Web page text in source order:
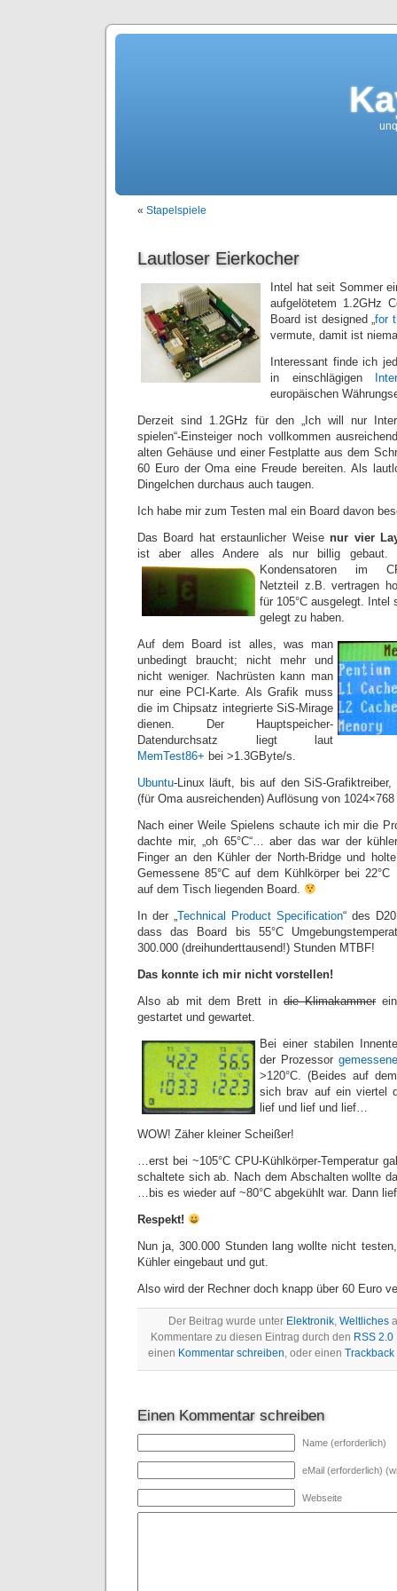
« Stapelspiele
Lautloser Eierkocher
Intel hat seit Sommer
aufgelötetem 1.2GHz
Board ist designed „for
vermute, damit ist
Interessant finde ich
in einschlägigen
europäischen
Derzeit sind 1.2GHz für den „Ich will nur
spielen“-Einsteiger noch vollkommen
alten Gehäuse und einer Festplatte aus dem
60 Euro der Oma eine Freude bereiten. Als
Dingelchen durchaus auch taugen.
Ich habe mir zum Testen mal ein Board davon
Das Board hat erstaunlicher Weisenur vier
ist aber alles Andere als nur billig gebaut.
Kondensatoren im
Netzteil z.B. vertragen
für 105°C ausgelegt. Intel
gelegt zu haben.
Auf dem Board ist alles, was man
unbedingt braucht; nicht mehr und
nicht weniger. Nachrüsten kann man
nur eine PCI-Karte. Als Grafik muss
die im Chipsatz integrierte SiS-Mirage
dienen. Der Hauptspeicher-
Datendurchsatz liegt laut
MemTest86+ bei >1.3GByte/s.
Ubuntu-Linux läuft, bis auf den SiS-Grafiktreiber,
(für Oma ausreichenden) Auflösung von
Nach einer Weile Spielens schaute ich mir die
dachte mir, „oh 65°C“… aber das war der
Finger an den Kühler der North-Bridge und
Gemessene 85°C auf dem Kühlkörper bei 22°C
auf dem Tisch liegenden Board.
In der „Technical Product Specification“ des
dass das Board bis 55°C
300.000 (dreihunderttausend!) Stunden MTBF!
Das konnte ich mir nicht vorstellen!
Also ab mit dem Brett indie Klimakammer
gestartet und gewartet.
Bei einer stabilen
der Prozessor gemessene
>120°C. (Beides auf
sich brav auf ein viertel
lief und lief und lief…
WOW! Zäher kleiner Scheißer!
…erst bei ~105°C CPU-Kühlkörper-Temperatur
schaltete sich ab. Nach dem Abschalten wollte
…bis es wieder auf ~80°C abgekühlt war. Dann
Respekt!
Nun ja, 300.000 Stunden lang wollte nicht
Kühler eingebaut und gut.
Also wird der Rechner doch knapp über 60 Euro
Der Beitrag wurde unter Elektronik, Weltliches
Kommentare zu diesen Eintrag durch den RSS 2.0
einen Kommentar schreiben, oder einen Trackback
Einen Kommentar schreiben
Name (erforderlich)
eMail (erforderlich)
Webseite